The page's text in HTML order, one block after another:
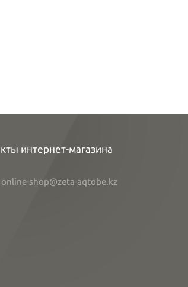
интернет-магазина
online-shop@zeta-aqtobe.kz